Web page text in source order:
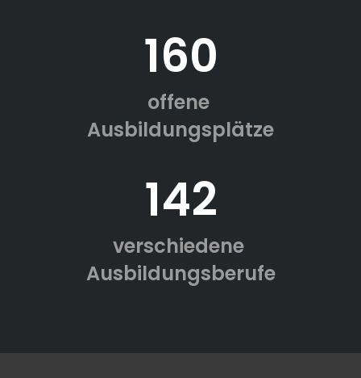
160
offene
Ausbildungsplätze
142
verschiedene
Ausbildungsberufe